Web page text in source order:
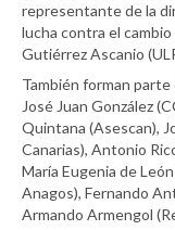
representante de la
lucha contra el
Gutiérrez Ascanio
También forman
José Juan González
Quintana (Asescan),
Canarias), Antonio
María Eugenia de
Anagos), Fernando
Armando Armengol